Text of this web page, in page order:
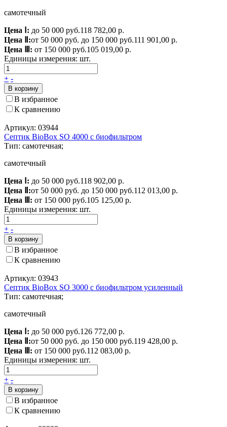
самотечный
Цена Ⅰ: до 50 000 руб.118 782,00 р.
Цена Ⅱ:от 50 000 руб. до 150 000 руб.111 901,00 р.
Цена Ⅲ: от 150 000 руб.105 019,00 р.
Единицы измерения: шт.
+ -
В корзину
В избранное
К сравнению
Артикул: 03944
Септик BioBox SO 4000 c биофильтром
Тип: самотечная;
самотечный
Цена Ⅰ: до 50 000 руб.118 902,00 р.
Цена Ⅱ:от 50 000 руб. до 150 000 руб.112 013,00 р.
Цена Ⅲ: от 150 000 руб.105 125,00 р.
Единицы измерения: шт.
+ -
В корзину
В избранное
К сравнению
Артикул: 03943
Септик BioBox SO 3000 с биофильтром усиленный
Тип: самотечная;
самотечный
Цена Ⅰ: до 50 000 руб.126 772,00 р.
Цена Ⅱ:от 50 000 руб. до 150 000 руб.119 428,00 р.
Цена Ⅲ: от 150 000 руб.112 083,00 р.
Единицы измерения: шт.
+ -
В корзину
В избранное
К сравнению